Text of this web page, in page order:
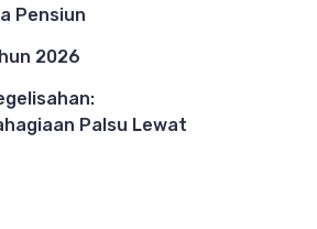
Pensiun
2026
Palsu Lewat